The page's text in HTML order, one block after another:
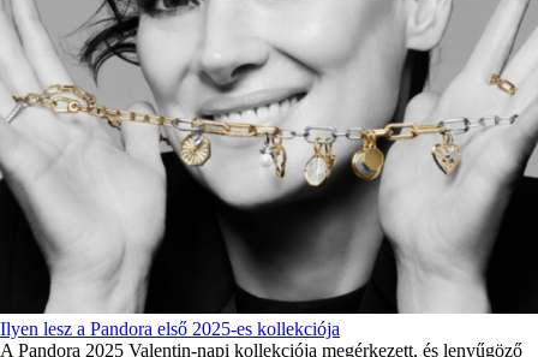
Ilyen lesz a Pandora első 2025-es kollekciója
A Pandora 2025 Valentin-napi kollekciója megérkezett, és lenyűgöző